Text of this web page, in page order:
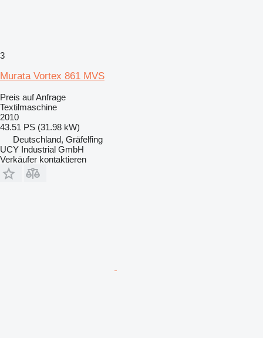
3
Murata Vortex 861 MVS
Preis auf Anfrage
Textilmaschine
2010
43.51 PS (31.98 kW)
Deutschland, Gräfelfing
UCY Industrial GmbH
Verkäufer kontaktieren